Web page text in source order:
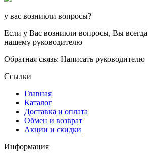
у вас возникли вопросы?
Если у Вас возникли вопросы, Вы
нашему руководителю
Обратная связь: Написать руководителю
Ссылки
Главная
Каталог
Доставка и оплата
Обмен и возврат
Акции и скидки
Информация